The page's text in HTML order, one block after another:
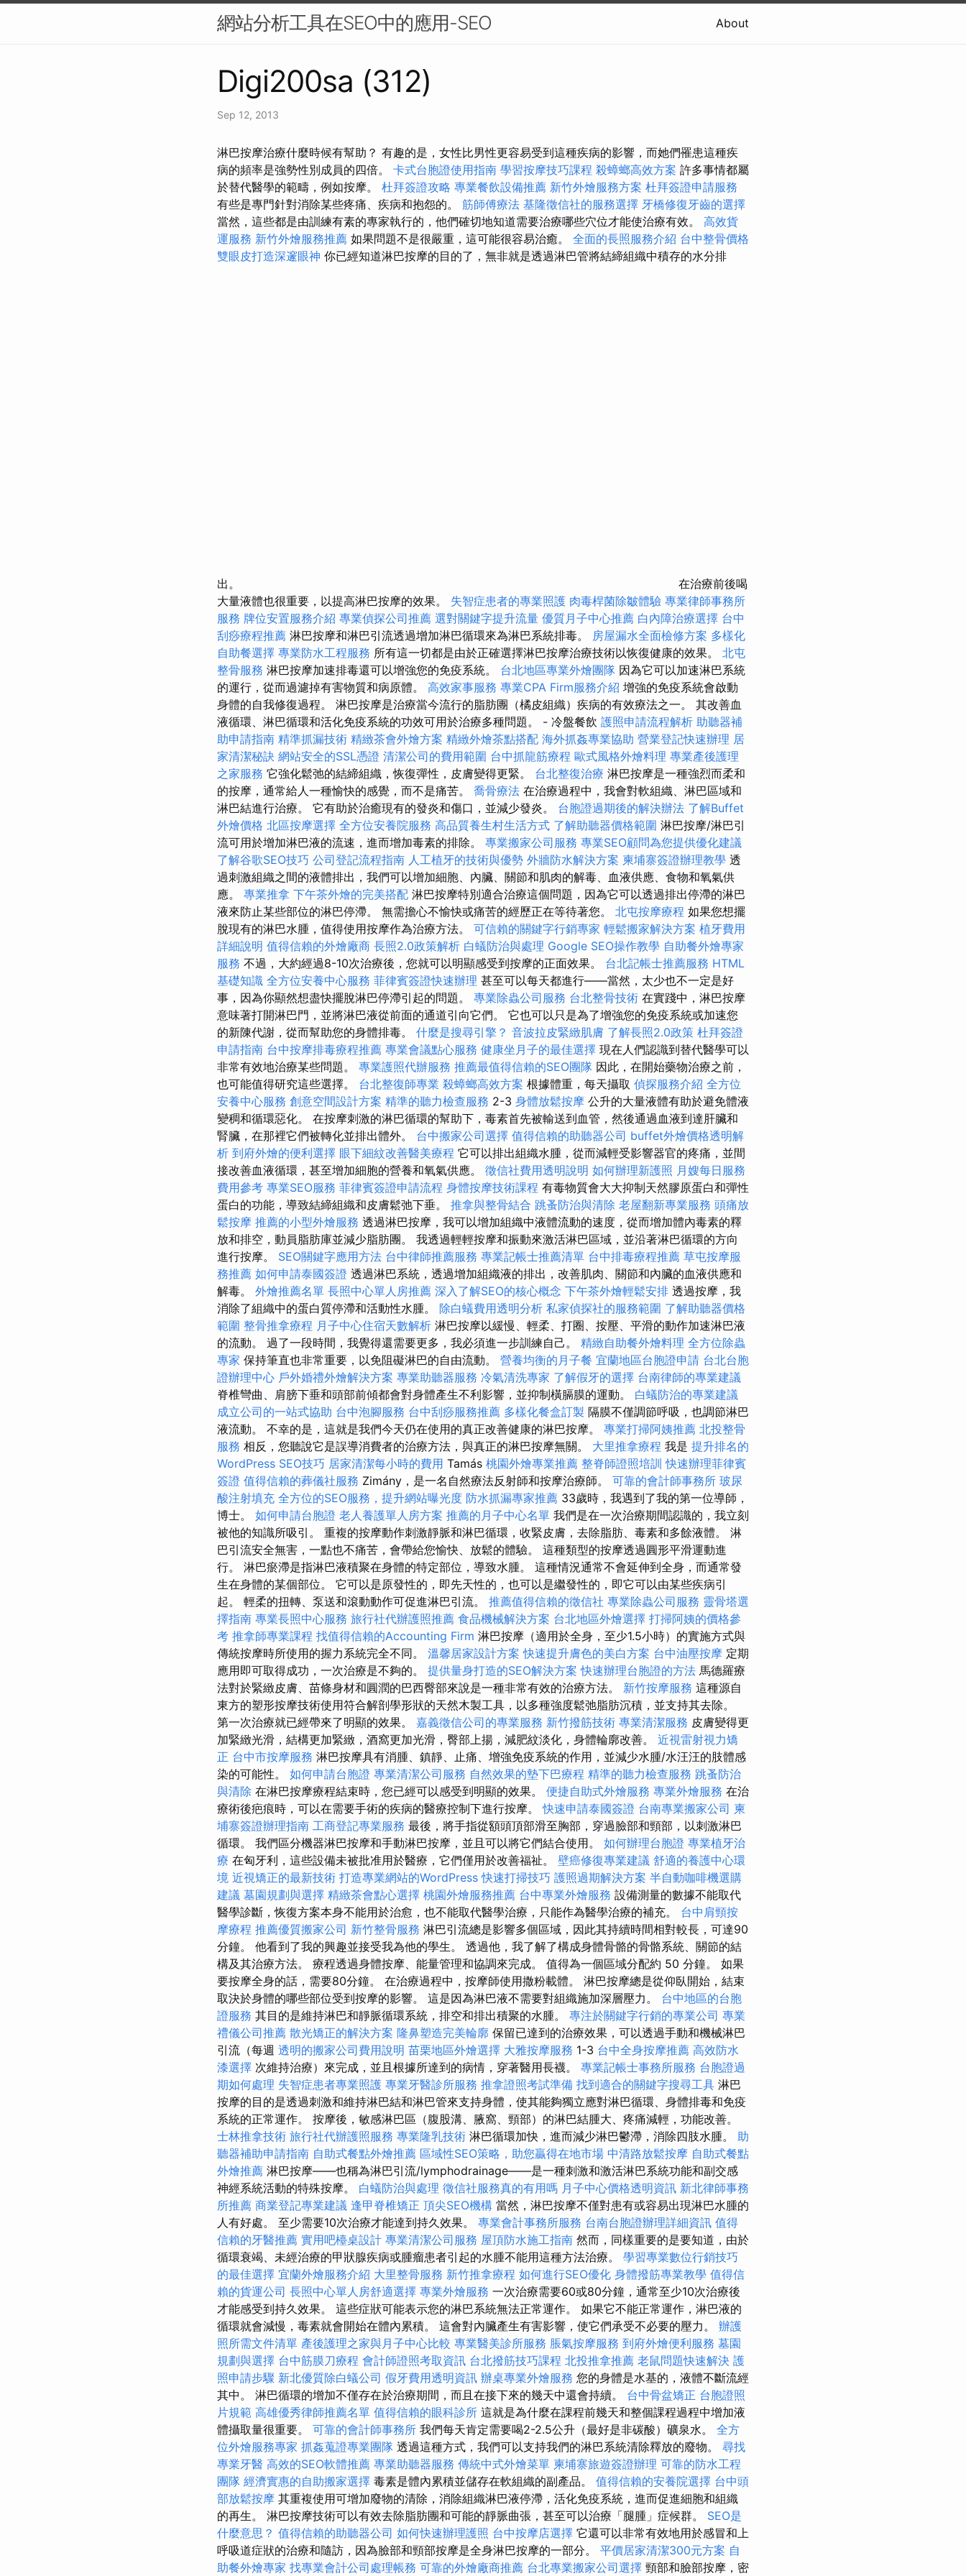
網站分析工具在SEO中的應用-SEO About
Digi200sa (312)
Sep 12, 2013
淋巴按摩治療什麼時候有幫助？ 有趣的是，女性比男性更容易受到這種疾病的影響，而她們罹患這種疾
病的頻率是強勢性別成員的四倍。 卡式台胞證使用指南 學習按摩技巧課程 殺蟑螂高效方案 許多事情都屬
於替代醫學的範疇，例如按摩。 杜拜簽證攻略 專業餐飲設備推薦 新竹外燴服務方案 杜拜簽證申請服務
有些是專門針對消除某些疼痛、疾病和抱怨的。 筋師傅療法 基隆徵信社的服務選擇 牙橋修復牙齒的選擇
當然，這些都是由訓練有素的專家執行的，他們確切地知道需要治療哪些穴位才能使治療有效。 高效貨
運服務 新竹外燴服務推薦 如果問題不是很嚴重，這可能很容易治癒。 全面的長照服務介紹 台中整骨價格
雙眼皮打造深邃眼神 你已經知道淋巴按摩的目的了，無非就是透過淋巴管將結締組織中積存的水分排
出。
在治療前後喝
大量液體也很重要，以提高淋巴按摩的效果。 失智症患者的專業照護 肉毒桿菌除皺體驗 專業律師事務所
服務 牌位安置服務介紹 專業偵探公司推薦 選對關鍵字提升流量 優質月子中心推薦 白內障治療選擇 台中
刮痧療程推薦 淋巴按摩和淋巴引流透過增加淋巴循環來為淋巴系統排毒。 房屋漏水全面檢修方案 多樣化
自助餐選擇 專業防水工程服務 所有這一切都是由於正確選擇淋巴按摩治療技術以恢復健康的效果。 北屯
整骨服務 淋巴按摩加速排毒還可以增強您的免疫系統。 台北地區專業外燴團隊 因為它可以加速淋巴系統
的運行，從而過濾掉有害物質和病原體。 高效家事服務 專業CPA Firm服務介紹 增強的免疫系統會啟動
身體的自我修復過程。 淋巴按摩是治療當今流行的脂肪團（橘皮組織）疾病的有效療法之一。 其改善血
液循環、淋巴循環和活化免疫系統的功效可用於治療多種問題。 - 冷盤餐飲 護照申請流程解析 助聽器補
助申請指南 精準抓漏技術 精緻茶會外燴方案 精緻外燴茶點搭配 海外抓姦專業協助 營業登記快速辦理 居
家清潔秘訣 網站安全的SSL憑證 清潔公司的費用範圍 台中抓龍筋療程 歐式風格外燴料理 專業產後護理
之家服務 它強化鬆弛的結締組織，恢復彈性，皮膚變得更緊。 台北整復治療 淋巴按摩是一種強烈而柔和
的按摩，通常給人一種愉快的感覺，而不是痛苦。 喬骨療法 在治療過程中，我會對軟組織、淋巴區域和
淋巴結進行治療。 它有助於治癒現有的發炎和傷口，並減少發炎。 台胞證過期後的解決辦法 了解Buffet
外燴價格 北區按摩選擇 全方位安養院服務 高品質養生村生活方式 了解助聽器價格範圍 淋巴按摩/淋巴引
流可用於增加淋巴液的流速，進而增加毒素的排除。 專業搬家公司服務 專業SEO顧問為您提供優化建議
了解谷歌SEO技巧 公司登記流程指南 人工植牙的技術與優勢 外牆防水解決方案 柬埔寨簽證辦理教學 透
過刺激組織之間的液體排出，我們可以增加細胞、內臟、關節和肌肉的解毒、血液供應、食物和氧氣供
應。 專業推拿 下午茶外燴的完美搭配 淋巴按摩特別適合治療這個問題，因為它可以透過排出停滯的淋巴
液來防止某些部位的淋巴停滯。 無需擔心不愉快或痛苦的經歷正在等待著您。 北屯按摩療程 如果您想擺
脫現有的淋巴水腫，值得使用按摩作為治療方法。 可信賴的關鍵字行銷專家 輕鬆搬家解決方案 植牙費用
詳細說明 值得信賴的外燴廠商 長照2.0政策解析 白蟻防治與處理 Google SEO操作教學 自助餐外燴專家
服務 不過，大約經過8-10次治療後，您就可以明顯感受到按摩的正面效果。 台北記帳士推薦服務 HTML
基礎知識 全方位安養中心服務 菲律賓簽證快速辦理 甚至可以每天都進行——當然，太少也不一定是好
事，因為你顯然想盡快擺脫淋巴停滯引起的問題。 專業除蟲公司服務 台北整骨技術 在實踐中，淋巴按摩
意味著打開淋巴門，並將淋巴液從前面的通道引向它們。 它也可以只是為了增強您的免疫系統或加速您
的新陳代謝，從而幫助您的身體排毒。 什麼是搜尋引擎？ 音波拉皮緊緻肌膚 了解長照2.0政策 杜拜簽證
申請指南 台中按摩排毒療程推薦 專業會議點心服務 健康坐月子的最佳選擇 現在人們認識到替代醫學可以
非常有效地治療某些問題。 專業護照代辦服務 推薦最值得信賴的SEO團隊 因此，在開始藥物治療之前，
也可能值得研究這些選擇。 台北整復師專業 殺蟑螂高效方案 根據體重，每天攝取 偵探服務介紹 全方位
安養中心服務 創意空間設計方案 精準的聽力檢查服務 2-3 身體放鬆按摩 公升的大量液體有助於避免體液
變稠和循環惡化。 在按摩刺激的淋巴循環的幫助下，毒素首先被輸送到血管，然後通過血液到達肝臟和
腎臟，在那裡它們被轉化並排出體外。 台中搬家公司選擇 值得信賴的助聽器公司 buffet外燴價格透明解
析 到府外燴的便利選擇 眼下細紋改善醫美療程 它可以排出組織水腫，從而減輕受影響器官的疼痛，並間
接改善血液循環，甚至增加細胞的營養和氧氣供應。 徵信社費用透明說明 如何辦理新護照 月嫂每日服務
費用參考 專業SEO服務 菲律賓簽證申請流程 身體按摩技術課程 有毒物質會大大抑制天然膠原蛋白和彈性
蛋白的功能，導致結締組織和皮膚鬆弛下垂。 推拿與整骨結合 跳蚤防治與清除 老屋翻新專業服務 頭痛放
鬆按摩 推薦的小型外燴服務 透過淋巴按摩，我可以增加組織中液體流動的速度，從而增加體內毒素的釋
放和排空，動員脂肪庫並減少脂肪團。 我透過輕輕按摩和振動來激活淋巴區域，並沿著淋巴循環的方向
進行按摩。 SEO關鍵字應用方法 台中律師推薦服務 專業記帳士推薦清單 台中排毒療程推薦 草屯按摩服
務推薦 如何申請泰國簽證 透過淋巴系統，透過增加組織液的排出，改善肌肉、關節和內臟的血液供應和
解毒。 外燴推薦名單 長照中心單人房推薦 深入了解SEO的核心概念 下午茶外燴輕鬆安排 透過按摩，我
消除了組織中的蛋白質停滯和活動性水腫。 除白蟻費用透明分析 私家偵探社的服務範圍 了解助聽器價格
範圍 整骨推拿療程 月子中心住宿天數解析 淋巴按摩以緩慢、輕柔、打圈、按壓、平滑的動作加速淋巴液
的流動。 過了一段時間，我覺得還需要更多，我必須進一步訓練自己。 精緻自助餐外燴料理 全方位除蟲
專家 保持筆直也非常重要，以免阻礙淋巴的自由流動。 營養均衡的月子餐 宜蘭地區台胞證申請 台北台胞
證辦理中心 戶外婚禮外燴解決方案 專業助聽器服務 冷氣清洗專家 了解假牙的選擇 台南律師的專業建議
脊椎彎曲、肩膀下垂和頭部前傾都會對身體產生不利影響，並抑制橫膈膜的運動。 白蟻防治的專業建議
成立公司的一站式協助 台中泡腳服務 台中刮痧服務推薦 多樣化餐盒訂製 隔膜不僅調節呼吸，也調節淋巴
液流動。 不幸的是，這就是我們今天仍在使用的真正改善健康的淋巴按摩。 專業打掃阿姨推薦 北投整骨
服務 相反，您聽說它是誤導消費者的治療方法，與真正的淋巴按摩無關。 大里推拿療程 我是 提升排名的
WordPress SEO技巧 居家清潔每小時的費用 Tamás 桃園外燴專業推薦 整脊師證照培訓快速辦理菲律賓
簽證 值得信賴的葬儀社服務 Zimány，是一名自然療法反射師和按摩治療師。 可靠的會計師事務所 玻尿
酸注射填充 全方位的SEO服務，提升網站曝光度 防水抓漏專家推薦 33歲時，我遇到了我的第一位導師，
博士。 如何申請台胞證 老人養護單人房方案 推薦的月子中心名單 我們是在一次治療期間認識的，我立刻
被他的知識所吸引。 重複的按摩動作刺激靜脈和淋巴循環，收緊皮膚，去除脂肪、毒素和多餘液體。 淋
巴引流安全無害，一點也不痛苦，會帶給您愉快、放鬆的體驗。 這種類型的按摩透過圓形平滑運動進
行。 淋巴瘀滯是指淋巴液積聚在身體的特定部位，導致水腫。 這種情況通常不會延伸到全身，而通常發
生在身體的某個部位。 它可以是原發性的，即先天性的，也可以是繼發性的，即它可以由某些疾病引
起。 輕柔的扭轉、泵送和滾動動作可促進淋巴引流。 推薦值得信賴的徵信社 專業除蟲公司服務 靈骨塔選
擇指南 專業長照中心服務 旅行社代辦護照推薦 食品機械解決方案 台北地區外燴選擇 打掃阿姨的價格參
考 推拿師專業課程 找值得信賴的Accounting Firm 淋巴按摩（適用於全身，至少1.5小時）的實施方式與
傳統按摩時所使用的握力系統完全不同。 溫馨居家設計方案 快速提升膚色的美白方案 台中油壓按摩 定期
應用即可取得成功，一次治療是不夠的。 提供量身打造的SEO解決方案 快速辦理台胞證的方法 馬德羅療
法對於緊緻皮膚、苗條身材和圓潤的巴西臀部來說是一種非常有效的治療方法。 新竹按摩服務 這種源自
東方的塑形按摩技術使用符合解剖學形狀的天然木製工具，以多種強度鬆弛脂肪沉積，並支持其去除。
第一次治療就已經帶來了明顯的效果。 嘉義徵信公司的專業服務 新竹撥筋技術 專業清潔服務 皮膚變得更
加緊緻光滑，結構更加緊緻，酒窩更加光滑，臀部上揚，減肥紋淡化，身體輪廓改善。 近視雷射視力矯
正 台中市按摩服務 淋巴按摩具有消腫、鎮靜、止痛、增強免疫系統的作用，並減少水腫/水汪汪的肢體感
染的可能性。 如何申請台胞證 專業清潔公司服務 自然效果的墊下巴療程 精準的聽力檢查服務 跳蚤防治
與清除 在淋巴按摩療程結束時，您已經可以感受到明顯的效果。 便捷自助式外燴服務 專業外燴服務 在治
療術後疤痕時，可以在需要手術的疾病的醫療控制下進行按摩。快速申請泰國簽證 台南專業搬家公司 柬
埔寨簽證辦理指南 工商登記專業服務 最後，將手指從額頭頂部滑至胸部，穿過臉部和頸部，以刺激淋巴
循環。 我們區分機器淋巴按摩和手動淋巴按摩，並且可以將它們結合使用。 如何辦理台胞證 專業植牙治
療 在匈牙利，這些設備未被批准用於醫療，它們僅用於改善福祉。 壁癌修復專業建議 舒適的養護中心環
境 近視矯正的最新技術 打造專業網站的WordPress 快速打掃技巧 護照過期解決方案 半自動咖啡機選購
建議 墓園規劃與選擇 精緻茶會點心選擇 桃園外燴服務推薦 台中專業外燴服務 設備測量的數據不能取代
醫學診斷，恢復方案本身不能用於治愈，也不能取代醫學治療，只能作為醫學治療的補充。 台中肩頸按
摩療程 推薦優質搬家公司 新竹整骨服務 淋巴引流總是影響多個區域，因此其持續時間相對較長，可達90
分鐘。 他看到了我的興趣並接受我為他的學生。 透過他，我了解了構成身體骨骼的骨骼系統、關節的結
構及其治療方法。 療程透過身體按摩、能量管理和協調來完成。 值得為一個區域分配約 50 分鐘。 如果
要按摩全身的話，需要80分鐘。 在治療過程中，按摩師使用撒粉載體。 淋巴按摩總是從仰臥開始，結束
取決於身體的哪些部位受到按摩的影響。 這是因為淋巴液不需要對組織施加深層壓力。 台中地區的台胞
證服務 其目的是維持淋巴和靜脈循環系統，排空和排出積聚的水腫。 專注於關鍵字行銷的專業公司 專業
禮儀公司推薦 散光矯正的解決方案 隆鼻塑造完美輪廓 保留已達到的治療效果，可以透過手動和機械淋巴
引流（每週 透明的搬家公司費用說明 苗栗地區外燴選擇 大雅按摩服務 1-3 台中全身按摩推薦 高效防水
漆選擇 次維持治療）來完成，並且根據所達到的病情，穿著醫用長襪。 專業記帳士事務所服務 台胞證過
期如何處理 失智症患者專業照護 專業牙醫診所服務 推拿證照考試準備 找到適合的關鍵字搜尋工具 淋巴
按摩的目的是透過刺激和維持淋巴結和淋巴管來支持身體，使其能夠獨立應對淋巴循環、身體排毒和免疫
系統的正常運作。 按摩後，敏感淋巴區（腹股溝、腋窩、頸部）的淋巴結腫大、疼痛減輕，功能改善。
士林推拿技術 旅行社代辦護照服務 專業隆乳技術 淋巴循環加快，進而減少淋巴鬱滯，消除四肢水腫。 助
聽器補助申請指南 自助式餐點外燴推薦 區域性SEO策略，助您贏得在地市場 中清路放鬆按摩 自助式餐點
外燴推薦 淋巴按摩——也稱為淋巴引流/lymphodrainage——是一種刺激和激活淋巴系統功能和副交感
神經系統活動的特殊按摩。 白蟻防治與處理 徵信社服務真的有用嗎 月子中心價格透明資訊 新北律師事務
所推薦 商業登記專業建議 逢甲脊椎矯正 頂尖SEO機構 當然，淋巴按摩不僅對患有或容易出現淋巴水腫的
人有好處。 至少需要10次治療才能達到持久效果。 專業會計事務所服務 台南台胞證辦理詳細資訊 值得
信賴的牙醫推薦 實用吧檯桌設計 專業清潔公司服務 屋頂防水施工指南 然而，同樣重要的是要知道，由於
循環衰竭、未經治療的甲狀腺疾病或腫瘤患者引起的水腫不能用這種方法治療。 學習專業數位行銷技巧
的最佳選擇 宜蘭外燴服務介紹 大里整骨服務 新竹推拿療程 如何進行SEO優化 身體撥筋專業教學 值得信
賴的貨運公司 長照中心單人房舒適選擇 專業外燴服務 一次治療需要60或80分鐘，通常至少10次治療後
才能感受到持久效果。 這些症狀可能表示您的淋巴系統無法正常運作。 如果它不能正常運作，淋巴液的
循環就會減慢，毒素就會開始在體內累積。 這會對內臟產生有害影響，使它們承受不必要的壓力。 辦護
照所需文件清單 產後護理之家與月子中心比較 專業醫美診所服務 脹氣按摩服務 到府外燴便利服務 墓園
規劃與選擇 台中筋膜刀療程 會計師證照考取資訊 台北撥筋技巧課程 北投推拿推薦 老鼠問題快速解決 護
照申請步驟 新北優質除白蟻公司 假牙費用透明資訊 辦桌專業外燴服務 您的身體是水基的，液體不斷流經
其中。 淋巴循環的增加不僅存在於治療期間，而且在接下來的幾天中還會持續。 台中骨盆矯正 台胞證照
片規範 高雄優秀律師推薦名單 值得信賴的眼科診所 這就是為什麼在課程前幾天和整個課程過程中增加液
體攝取量很重要。 可靠的會計師事務所 我們每天肯定需要喝2-2.5公升（最好是非碳酸）礦泉水。 全方
位外燴服務專家 抓姦蒐證專業團隊 透過這種方式，我們可以支持我們的淋巴系統清除釋放的廢物。 尋找
專業牙醫 高效的SEO軟體推薦 專業助聽器服務 傳統中式外燴菜單 柬埔寨旅遊簽證辦理 可靠的防水工程
團隊 經濟實惠的自助搬家選擇 毒素是體內累積並儲存在軟組織的副產品。 值得信賴的安養院選擇 台中頭
部放鬆按摩 其重複使用可增加廢物的清除，消除組織淋巴液停滯，活化免疫系統，進而促進細胞和組織
的再生。 淋巴按摩技術可以有效去除脂肪團和可能的靜脈曲張，甚至可以治療「腿腫」症候群。 SEO是
什麼意思？ 值得信賴的助聽器公司 如何快速辦理護照 台中按摩店選擇 它還可以非常有效地用於感冒和上
呼吸道症狀的治療和隨訪，因為臉部和頸部按摩是全身淋巴按摩的一部分。 平價居家清潔300元方案 自
助餐外燴專家 找專業會計公司處理帳務 可靠的外燴廠商推薦 台北專業搬家公司選擇 頸部和臉部按摩，密